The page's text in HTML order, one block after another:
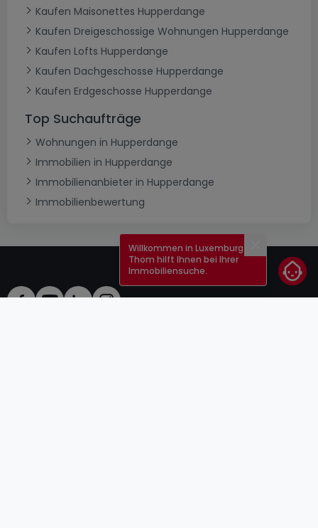
Kaufen Maisonettes Hupperdange
Kaufen Dreigeschossige Wohnungen Hupperdange
Kaufen Lofts Hupperdange
Kaufen Dachgeschosse Hupperdange
Kaufen Erdgeschosse Hupperdange
Top Suchaufträge
Wohnungen in Hupperdange
Immobilien in Hupperdange
Immobilienanbieter in Hupperdange
Immobilienbewertung
Schließen
Willkommen in Luxemburg!
Thom hilft Ihnen bei Ihrer
Immobiliensuche.